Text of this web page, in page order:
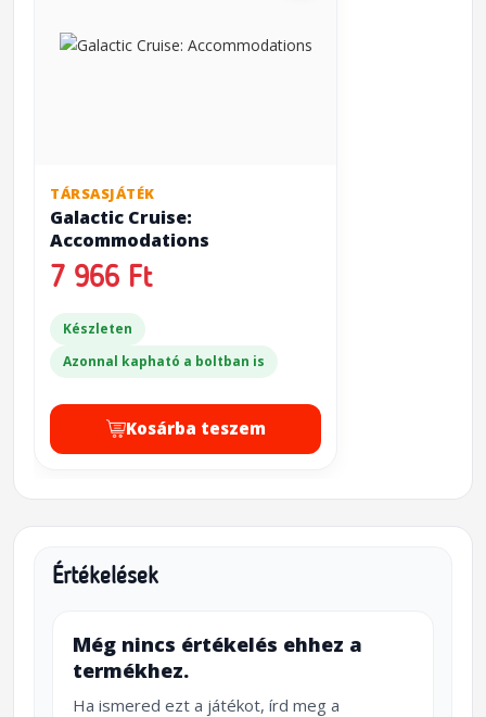
TÁRSASJÁTÉK
Galactic Cruise:
Accommodations
7 966 Ft
Készleten
Azonnal kapható a boltban is
Kosárba teszem
Értékelések
Még nincs értékelés ehhez a
termékhez.
Ha ismered ezt a játékot, írd meg a